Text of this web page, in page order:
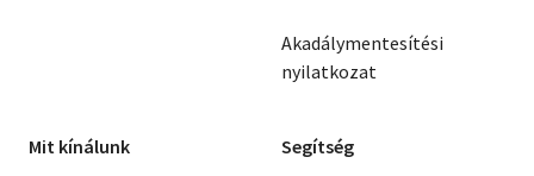
Akadálymentesítési
nyilatkozat
Mit kínálunk Segítség